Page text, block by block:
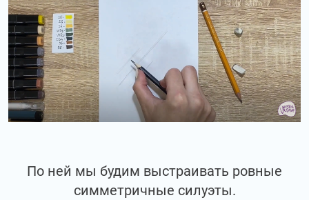
По ней мы будим выстраивать ровные
симметричные силуэты.